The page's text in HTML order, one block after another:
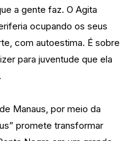
a gente faz. O Agita
ocupando os seus
com autoestima. É sobre
para juventude que ela
Manaus, por meio da
promete transformar